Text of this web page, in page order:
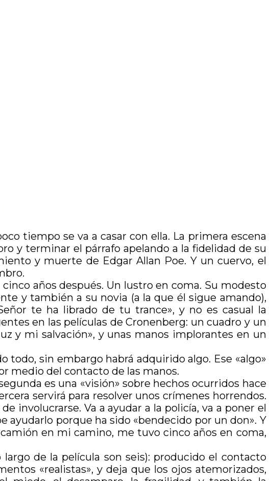
tiempo se va a casar con ella. La primera escena
y terminar el párrafo apelando a la fidelidad de su
y muerte de Edgar Allan Poe. Y un cuervo, el
años después. Un lustro en coma. Su modesto
y también a su novia (a la que él sigue amando),
te ha librado de tu trance», y no es casual la
en las películas de Cronenberg: un cuadro y un
y mi salvación», y unas manos implorantes en un
todo, sin embargo habrá adquirido algo. Ese «algo»
medio del contacto de las manos.
es una «visión» sobre hechos ocurridos hace
servirá para resolver unos crímenes horrendos.
involucrarse. Va a ayudar a la policía, va a poner el
ayudarlo porque ha sido «bendecido por un don». Y
en mi camino, me tuvo cinco años en coma,
de la película son seis): producido el contacto
«realistas», y deja que los ojos atemorizados,